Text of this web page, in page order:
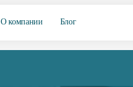
О компании Блог